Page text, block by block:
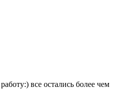
все остались более чем